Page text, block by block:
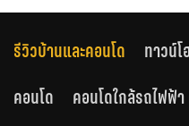
รีวิวบ้านและคอนโด ทาวน์โ
คอนโด
คอนโดใกล้รถไฟฟ้